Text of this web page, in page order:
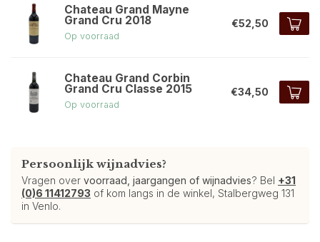
Chateau Grand Mayne
Grand Cru 2018
Op voorraad
€52,50
Chateau Grand Corbin
Grand Cru Classe 2015
Op voorraad
€34,50
Persoonlijk wijnadvies?
Vragen over voorraad, jaargangen of wijnadvies? Bel +31
(0)6 11412793 of kom langs in de winkel, Stalbergweg 131
in Venlo.